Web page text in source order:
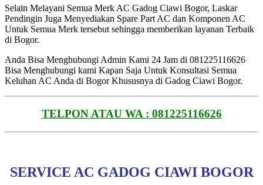
Selain Melayani Semua Merk AC Gadog Ciawi Bogor, Laskar
Pendingin Juga Menyediakan Spare Part AC dan Komponen AC
Untuk Semua Merk tersebut sehingga memberikan layanan Terbaik
di Bogor.
Anda Bisa Menghubungi Admin Kami 24 Jam di 081225116626
Bisa Menghubungi kami Kapan Saja Untuk Konsultasi Semua
Keluhan AC Anda di Bogor Khususnya di Gadog Ciawi Bogor.
TELPON ATAU WA : 081225116626
SERVICE AC GADOG CIAWI BOGOR